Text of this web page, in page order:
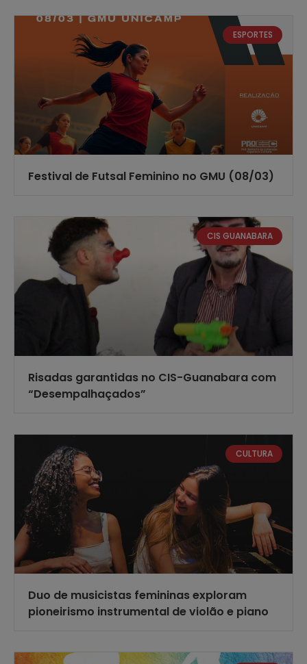
ESPORTES
Festival de Futsal Feminino no GMU (08/03)
CIS GUANABARA
Risadas garantidas no CIS-Guanabara com
“Desempalhaçados”
CULTURA
Duo de musicistas femininas exploram
pioneirismo instrumental de violão e piano